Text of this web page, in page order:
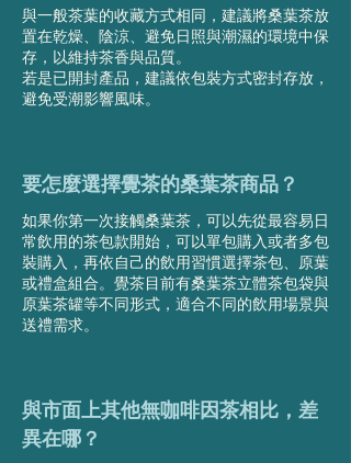
與一般茶葉的收藏方式相同，建議將桑葉茶放
置在乾燥、陰涼、避免日照與潮濕的環境中保
存，以維持茶香與品質。
若是已開封產品，建議依包裝方式密封存放，
避免受潮影響風味。
要怎麼選擇覺茶的桑葉茶商品？
如果你第一次接觸桑葉茶，可以先從最容易日
常飲用的茶包款開始，可以單包購入或者多包
裝購入，再依自己的飲用習慣選擇茶包、原葉
或禮盒組合。覺茶目前有桑葉茶立體茶包袋與
原葉茶罐等不同形式，適合不同的飲用場景與
送禮需求。
與市面上其他無咖啡因茶相比，差
異在哪？